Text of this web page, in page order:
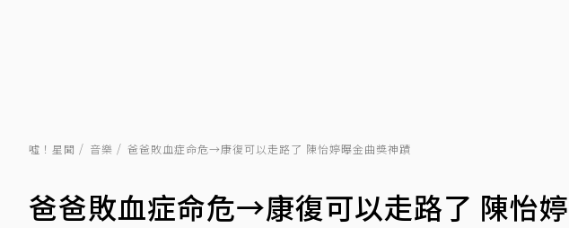
噓！星聞 音樂 爸爸敗血症命危→康復可以走路了 陳怡婷曝金曲獎神蹟
爸爸敗血症命危→康復可以走路了 陳怡